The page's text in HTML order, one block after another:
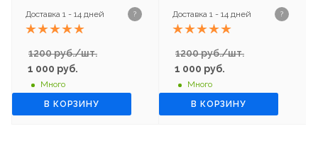
Доставка 1 - 14 дней ?
1200 руб./шт.
1 000 руб.
Много
В КОРЗИНУ
Доставка 1 - 14 дней ?
1200 руб./шт.
1 000 руб.
Много
В КОРЗИНУ